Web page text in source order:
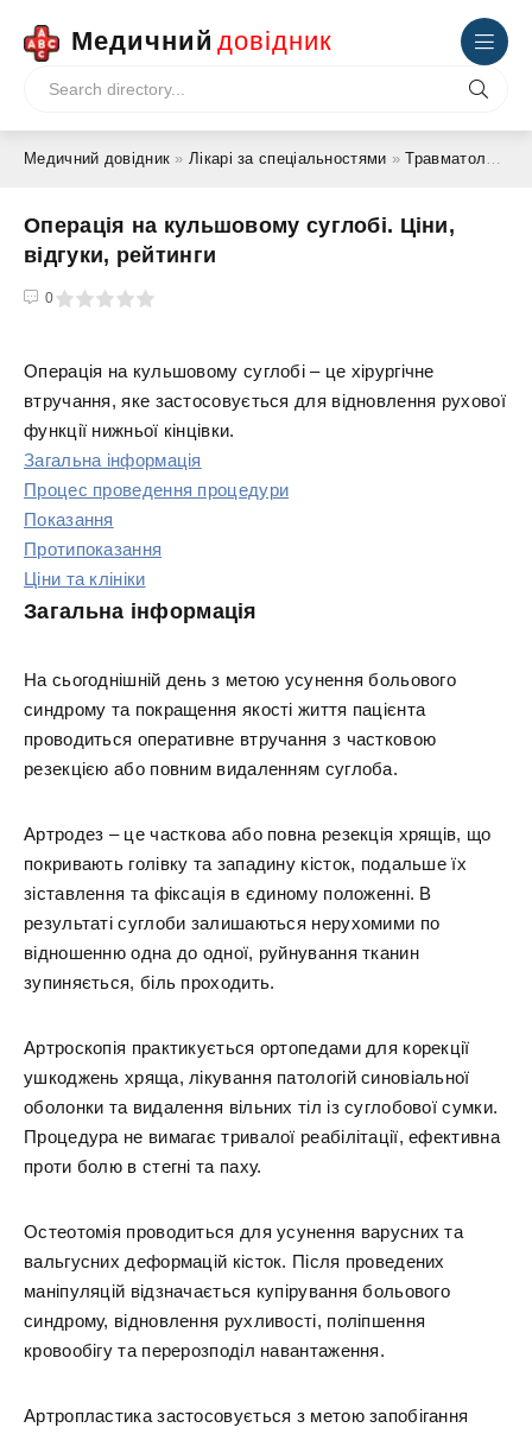
Медичний довідник
Медичний довідник »Лікарі за спеціальностями »Травматолог-ортопед
Операція на кульшовому суглобі. Ціни,
відгуки, рейтинги
0
5
Операція на кульшовому суглобі – це хірургічне
втручання, яке застосовується для відновлення рухової
функції нижньої кінцівки.
Загальна інформація
Процес проведення процедури
Показання
Протипоказання
Ціни та клініки
Загальна інформація
На сьогоднішній день з метою усунення больового
синдрому та покращення якості життя пацієнта
проводиться оперативне втручання з частковою
резекцією або повним видаленням суглоба.
Артродез – це часткова або повна резекція хрящів, що
покривають голівку та западину кісток, подальше їх
зіставлення та фіксація в єдиному положенні. В
результаті суглоби залишаються нерухомими по
відношенню одна до одної, руйнування тканин
зупиняється, біль проходить.
Артроскопія практикується ортопедами для корекції
ушкоджень хряща, лікування патологій синовіальної
оболонки та видалення вільних тіл із суглобової сумки.
Процедура не вимагає тривалої реабілітації, ефективна
проти болю в стегні та паху.
Остеотомія проводиться для усунення варусних та
вальгусних деформацій кісток. Після проведених
маніпуляцій відзначається купірування больового
синдрому, відновлення рухливості, поліпшення
кровообігу та перерозподіл навантаження.
Артропластика застосовується з метою запобігання